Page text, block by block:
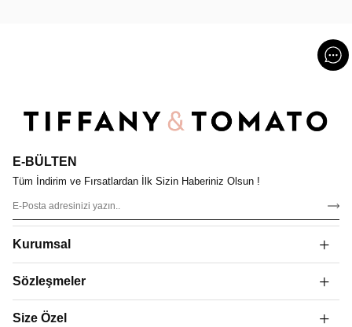
E-BÜLTEN
Tüm İndirim ve Fırsatlardan İlk Sizin Haberiniz Olsun !
Kurumsal
Sözleşmeler
Size Özel